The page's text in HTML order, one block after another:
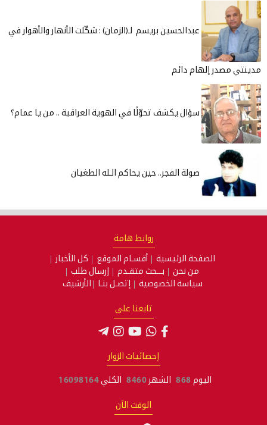
عبدالحسين بريسم لـ(الزمان) : شكّلت الأنهار والأهوار في
مدينتي مصدر إلهام دائم
سؤال يكشف تحوّلًا في الهوية العراقية .. من يا عمام؟
صولة الفجر.. حين يحاكم الـله الطغيان
روابط هامة
الصفحة الرئيسية أقسـام الموقع
كل الأخبار
من نحن
بـــحث متقـدم
إرسال طلب
سياسة الخصوصية
إتصـل بنـا الأرشيف
تابعنا على
إحصائيات الزوار
اليوم 868 الشهر 8460 الكلي 16098164
الوقت الآن